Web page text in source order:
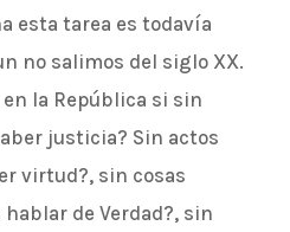
esta tarea es todavía
no salimos del siglo XX.
la República si sin
justicia? Sin actos
virtud?, sin cosas
de Verdad?, sin